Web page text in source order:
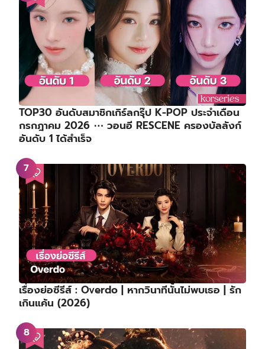
TOP30 อันดับสมาชิกเกิร์ลกรุ๊ป K-POP ประจำเดือน
กรกฎาคม 2026 ⋯ วอนอี RESCENE ครองบัลลังก์
อันดับ 1 ได้สำเร็จ
เรื่องย่อซีรีส์ : Overdo | หากวินาทีนั้นไม่พบเธอ | รัก
เกินแค้น (2026)